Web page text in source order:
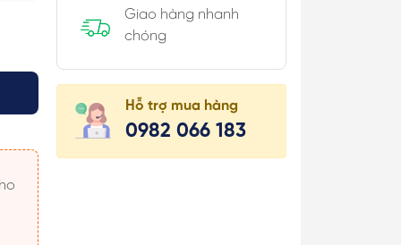
Hộp
Cài Áo/
Giao hàng nhanh
chóng
Hỗ trợ mua hàng
0982 066 183